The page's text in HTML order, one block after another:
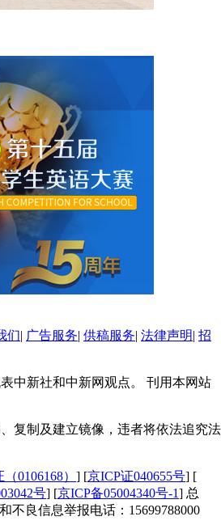
们| 广告服务| 供稿服务| 法律声明| 招
中新社和中新网观点。 刊用本网站
复制及建立镜像，违者将依法追究法
0106168） ] [京ICP证040655号] [
号] [京ICP备05004340号-1] 总
不良信息举报电话：15699788000